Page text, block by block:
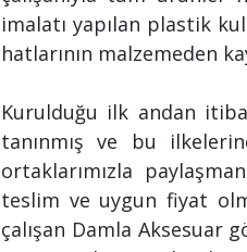
imalatı yapılan plastik
hatlarının malzemeden
Kurulduğu ilk andan
tanınmış ve bu
ortaklarımızla
teslim ve uygun fiyat
çalışan Damla Aksesuar